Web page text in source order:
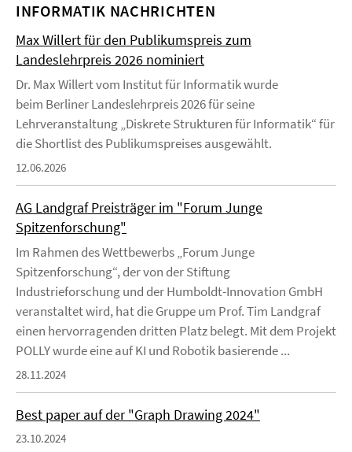
INFORMATIK NACHRICHTEN
Max Willert für den Publikumspreis zum
Landeslehrpreis 2026 nominiert
Dr. Max Willert vom Institut für Informatik wurde
beim Berliner Landeslehrpreis 2026 für seine
Lehrveranstaltung „Diskrete Strukturen für Informatik“ für
die Shortlist des Publikumspreises ausgewählt.
12.06.2026
AG Landgraf Preisträger im "Forum Junge
Spitzenforschung"
Im Rahmen des Wettbewerbs „Forum Junge
Spitzenforschung“, der von der Stiftung
Industrieforschung und der Humboldt-Innovation GmbH
veranstaltet wird, hat die Gruppe um Prof. Tim Landgraf
einen hervorragenden dritten Platz belegt. Mit dem Projekt
POLLY wurde eine auf KI und Robotik basierende ...
28.11.2024
Best paper auf der "Graph Drawing 2024"
23.10.2024